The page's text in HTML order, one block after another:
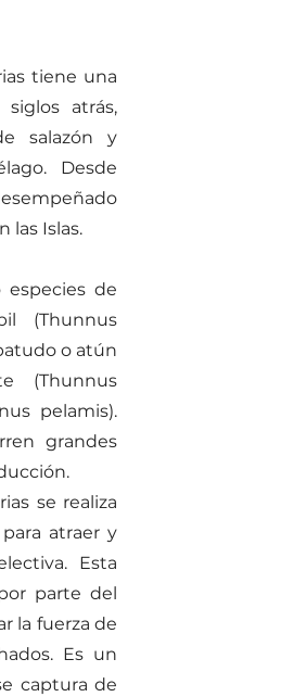
tiene una
atrás,
salazón y
Desde
las Islas.
especies de
(Thunnus
o atún
(Thunnus
pelamis).
grandes
se realiza
atraer y
Esta
parte del
la fuerza de
Es un
captura de